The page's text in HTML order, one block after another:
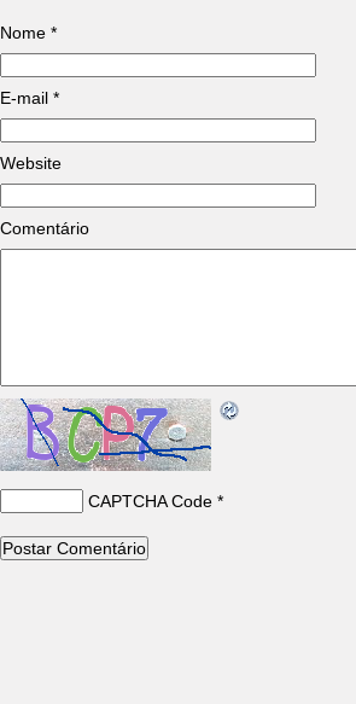
Nome *
E-mail *
Website
Comentário
CAPTCHA Code *